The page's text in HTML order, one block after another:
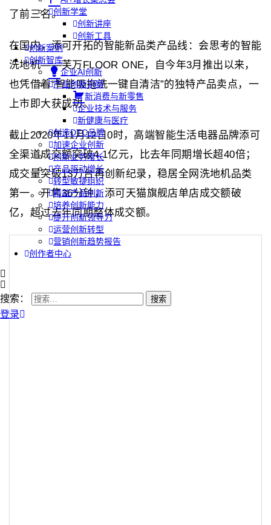
创新学堂
创新讲座
创新工具
创新案例
创新智库
企业AI创新
产业创新洞察
新消费与新零售
企业技术与服务
新健康与医疗
创造DTC品牌
加速企业创新
创新业务增长
产品驱动增长
转型敏捷组织
精益产品创新
培养创新能力
提升创新领导力
运营创新转型
营销创新趋势报告
创作者中心
搜索：
登录
了前三名。
在国内，添可开拓的智能新品类产品线：会思考的智能
洗地机——芙万FLOOR ONE，自今年3月推出以来，
也凭借着“智能吸拖洗一键自清洁”的独特产品卖点，一
上市即大获成功。
截止2020年11月12日0时，高端智能生活电器品牌添可
全渠道成交额突破4.1亿元，比去年同期增长超40倍；
成交量突破13万台再创新纪录，稳居全网洗地机品类
第一。开售36分钟，添可天猫旗舰店单店成交额破
亿，超过去年同期整体成交额。